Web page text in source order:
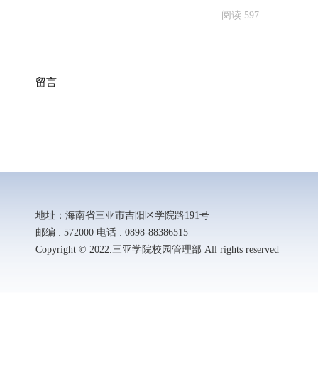
阅读 597
留言
地址：海南省三亚市吉阳区学院路191号
邮编 : 572000 电话 : 0898-88386515
Copyright © 2022.三亚学院校园管理部 All rights reserved